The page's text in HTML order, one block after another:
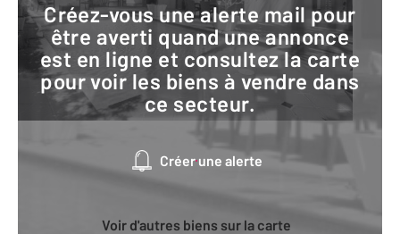
Créez-vous une alerte mail pour
être averti quand une annonce
est en ligne et consultez la carte
pour voir les biens à vendre dans
ce secteur.
Créer une alerte
Voir d'autres biens sur la carte